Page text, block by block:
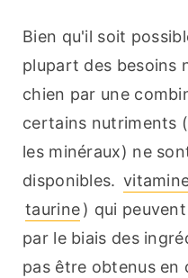
Bien qu'il soit
plupart des besoins
chien par une
certains nutriments
les minéraux) ne
disponibles.
taurine) qui
par le biais des
pas être obtenus